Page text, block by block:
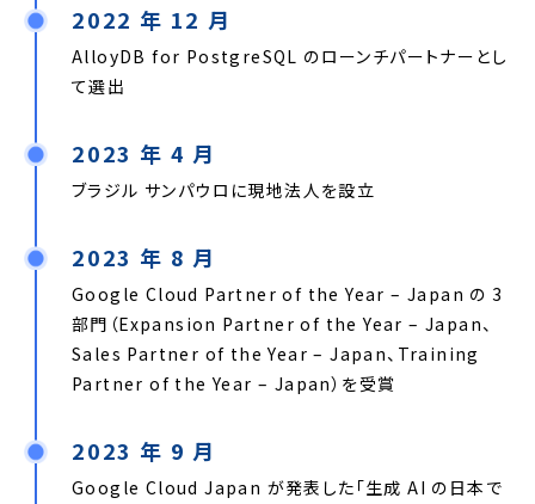
2022 年 12 月
AlloyDB for PostgreSQL のローンチパートナーとし
て選出
2023 年 4 月
ブラジル サンパウロに現地法人を設立
2023 年 8 月
Google Cloud Partner of the Year – Japan の 3
部門（Expansion Partner of the Year – Japan、
Sales Partner of the Year – Japan、Training
Partner of the Year – Japan）を受賞
2023 年 9 月
Google Cloud Japan が発表した「生成 AI の日本で